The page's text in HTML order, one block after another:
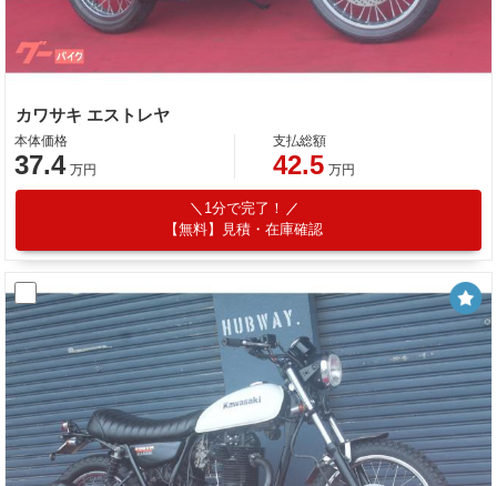
カワサキ エストレヤ
本体価格
37.4 万円
支払総額
42.5 万円
1分で完了！
【無料】見積・在庫確認